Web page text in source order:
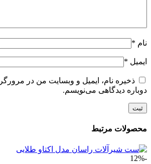
نام *
ایمیل *
ذخیره نام، ایمیل و وبسایت من در
دوباره دیدگاهی می‌نویسم.
محصولات مرتبط
-12%